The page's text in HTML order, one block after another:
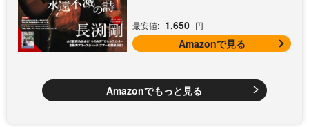
最安値: 1,650 円
Amazonで見る
Amazonでもっと見る